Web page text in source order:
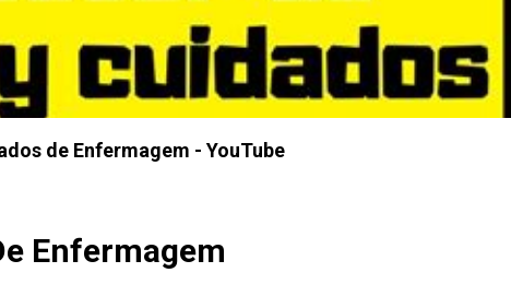
de Enfermagem - YouTube
Enfermagem